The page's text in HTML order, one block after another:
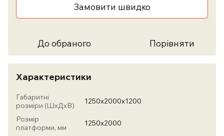
Замовити швидко
До обраного Порівняти
Характеристики
Габаритні
розміри (ШхДхВ)
1250х2000х1200
Розмір
платформи, мм
1250х2000